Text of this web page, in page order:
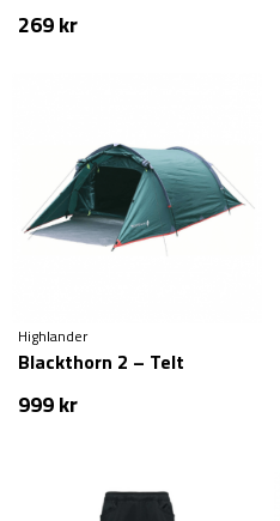
liter
269kr
Highlander
Blackthorn 2 – Telt
999kr